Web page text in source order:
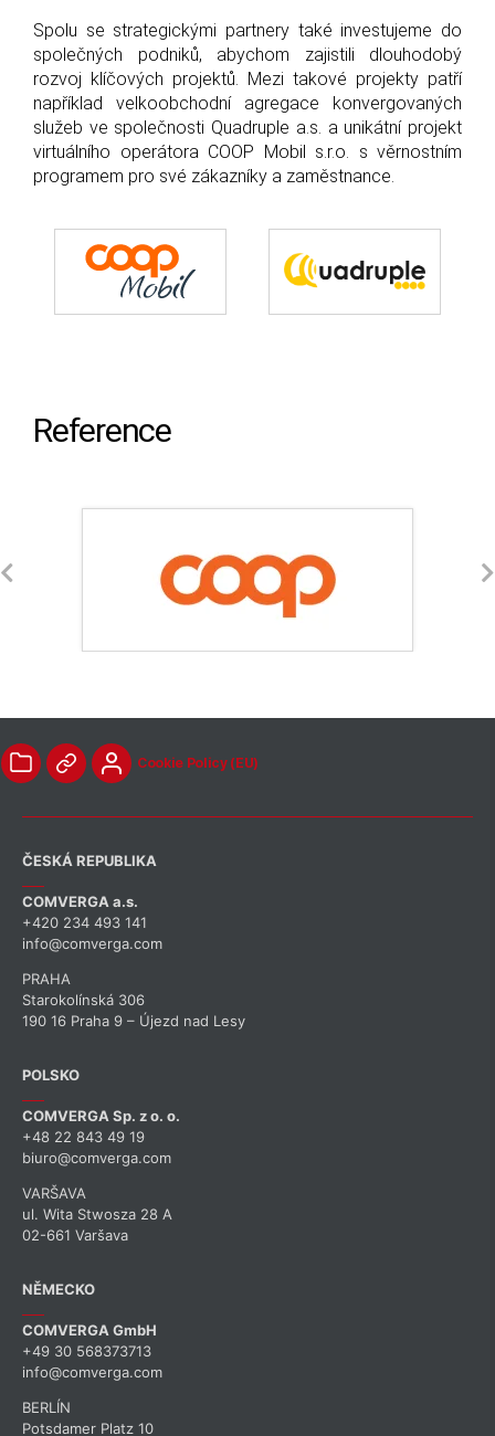
Spolu se strategickými partnery také investujeme do
společných podniků, abychom zajistili dlouhodobý
rozvoj klíčových projektů. Mezi takové projekty patří
například velkoobchodní agregace konvergovaných
služeb ve společnosti Quadruple a.s. a unikátní projekt
virtuálního operátora COOP Mobil s.r.o. s věrnostním
programem pro své zákazníky a zaměstnance.
Reference
Cookie Policy (EU)
ČESKÁ REPUBLIKA
COMVERGA a.s.
+420 234 493 141
info@comverga.com
PRAHA
Starokolínská 306
190 16 Praha 9 – Újezd nad Lesy
POLSKO
COMVERGA Sp. z o. o.
+48 22 843 49 19
biuro@comverga.com
VARŠAVA
ul. Wita Stwosza 28 A
02-661 Varšava
NĚMECKO
COMVERGA GmbH
+49 30 568373713
info@comverga.com
BERLÍN
Potsdamer Platz 10